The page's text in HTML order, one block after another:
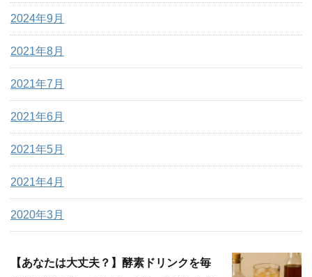
2024年9月
2021年8月
2021年7月
2021年6月
2021年5月
2021年4月
2020年3月
【あなたは大丈夫？】酵素ドリンクを毎